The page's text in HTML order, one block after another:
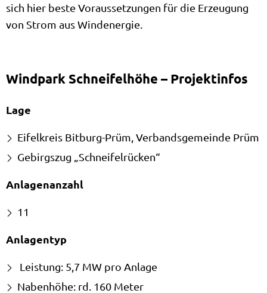
sich hier beste Voraussetzungen für die Erzeugung
von Strom aus Windenergie.
Windpark Schneifelhöhe – Projektinfos
Lage
Eifelkreis Bitburg-Prüm, Verbandsgemeinde Prüm
Gebirgszug „Schneifelrücken“
Anlagenanzahl
11
Anlagentyp
Leistung: 5,7 MW pro Anlage
Nabenhöhe: rd. 160 Meter